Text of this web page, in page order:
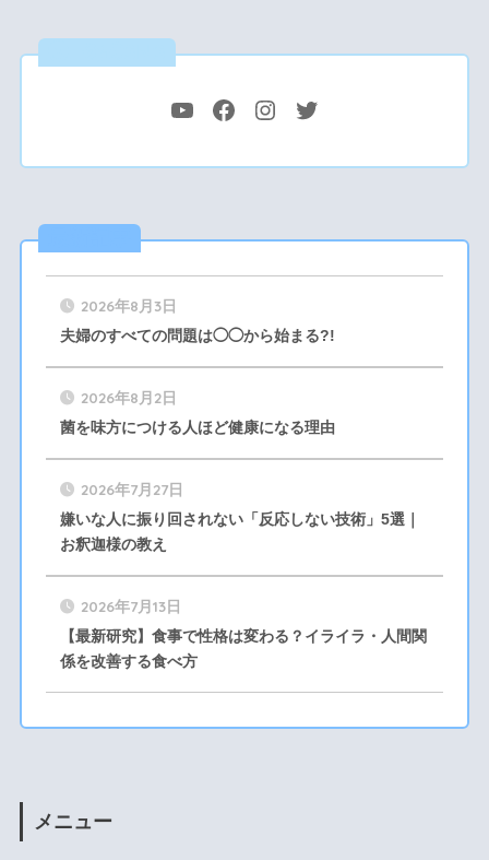
2026年8月3日
夫婦のすべての問題は◯◯から始まる?!
2026年8月2日
菌を味方につける人ほど健康になる理由
2026年7月27日
嫌いな人に振り回されない「反応しない技術」5選｜
お釈迦様の教え
2026年7月13日
【最新研究】食事で性格は変わる？イライラ・人間関
係を改善する食べ方
メニュー